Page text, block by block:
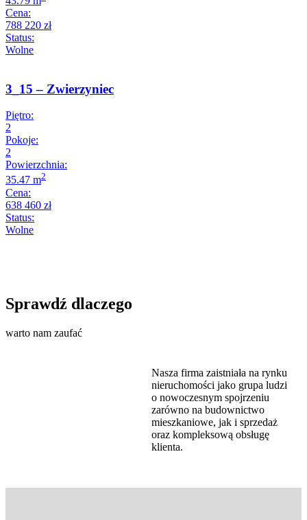
Cena:
788 220 zł
Status:
Wolne
3_15 – Zwierzyniec
Piętro:
2
Pokoje:
2
Powierzchnia:
35.47 m2
Cena:
638 460 zł
Status:
Wolne
Sprawdź dlaczego
warto nam zaufać
Nasza firma zaistniała na rynku
nieruchomości jako grupa ludzi
o nowoczesnym spojrzeniu
zarówno na budownictwo
mieszkaniowe, jak i sprzedaż
oraz kompleksową obsługę
klienta.